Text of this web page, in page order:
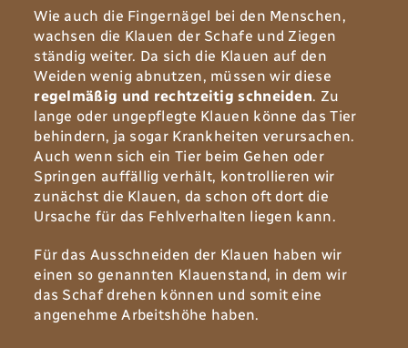
Wie auch die Fingernägel bei den Menschen‭,
‬wachsen die Klauen der Schafe und Ziegen
ständig weiter‭. ‬Da sich die Klauen auf den
Weiden wenig abnutzen‭, ‬müssen wir diese
regelmäßig und rechtzeitig schneiden‭. ‬Zu
lange oder ungepflegte Klauen könne das Tier
behindern‭, ‬ja sogar Krankheiten verursachen‭.
‬Auch‭ ‬wenn sich ein Tier beim Gehen oder
Springen auffällig verhält‭, ‬kontrollieren wir
zunächst die Klauen‭, ‬da schon oft dort die
Ursache für das Fehlverhalten liegen kann‭.‬
Für das Ausschneiden der Klauen haben wir
einen so genannten Klauenstand‭, ‬in dem wir
das Schaf drehen können und somit eine
angenehme Arbeitshöhe haben‭.‬